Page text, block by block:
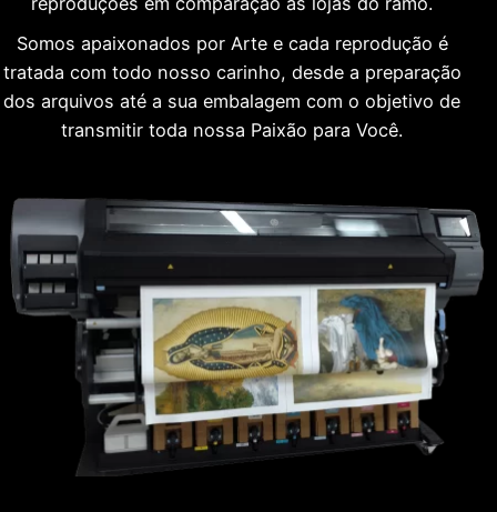
Somos apaixonados por Arte e cada reprodução é
tratada com todo nosso carinho, desde a preparação
dos arquivos até a sua embalagem com o objetivo de
transmitir toda nossa Paixão para Você.